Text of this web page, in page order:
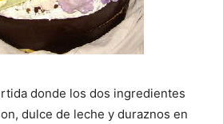
Receta
donde los dos ingredientes
dulce de leche y duraznos en